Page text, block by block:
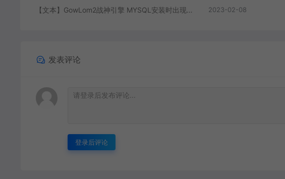
【文本】GowLom2战神引擎 MYSQL安装时出现问题（The service already exists） 2023-02-08
发表评论
登录后评论